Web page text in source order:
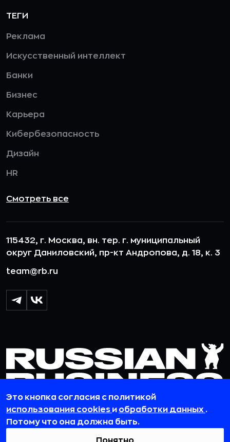
ТЕГИ
Реклама
Искусственный интеллект
Банки
Бизнес
Карьера
Кибербезопасность
Дизайн
HR
Смотреть все
115432, г. Москва, вн. тер. г. муниципальный
округ Даниловский, пр-кт Андропова, д. 18, к. 3
team@rb.ru
© 2012-2026 ООО «РБточкаРУ». ИНН 7729703526, КПП 772501001,
Это кнопка согласия с политикой
использования cookies и обработки данных .
Потому что она должна быть.